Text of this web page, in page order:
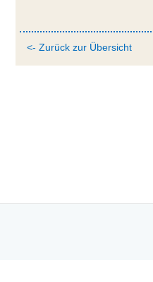
<- Zurück zur Übersicht